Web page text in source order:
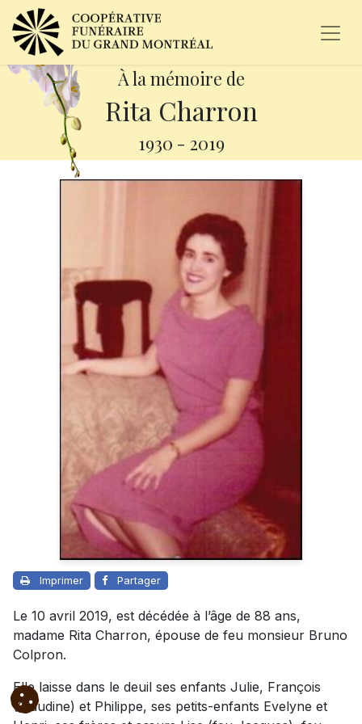
À la mémoire de
Rita Charron
1930 - 2019
Imprimer Partager
Le 10 avril 2019, est décédée à l’âge de 88 ans,
madame Rita Charron, épouse de feu monsieur Bruno
Colpron.
Elle laisse dans le deuil ses enfants Julie, François
(Claudine) et Philippe, ses petits-enfants Evelyne et